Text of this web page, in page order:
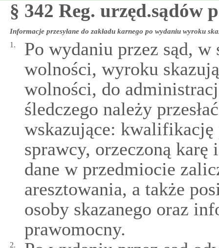
§ 342 Reg. urzęd.sądów
Informacje przesyłane do zakładu karnego po wydaniu wyroku
1.
Po wydaniu przez sąd,
wolności, wyroku
wolności, do
śledczego należy
wskazujące: kwalifikację
sprawcy, orzeczoną
dane w przedmiocie
aresztowania, a także
osoby skazanego oraz
prawomocny.
2.